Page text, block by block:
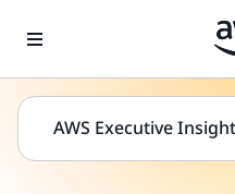
AWS Executive